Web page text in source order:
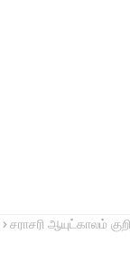
சராசரி ஆயுட்காலம்